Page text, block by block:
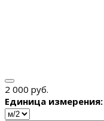
2 000 руб.
Единица измерения: